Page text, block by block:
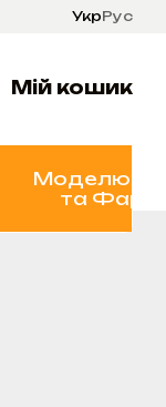
УкрРус
Мій кошик
та